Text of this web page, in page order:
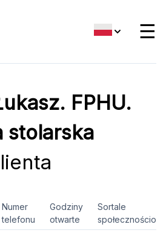
☰
FPHU.
stolarska
Numer
telefonu
Godziny
otwarte
Sortale